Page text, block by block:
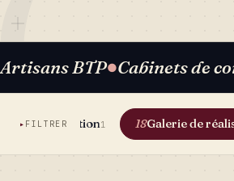
Artisans BTP●Cabinets de
FILTRER
17Formation1 18Galerie de